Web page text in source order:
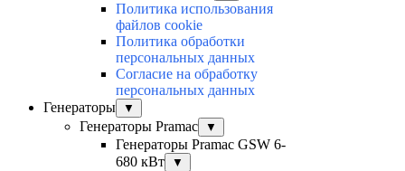
Политика использования
файлов cookie
Политика обработки
персональных данных
Согласие на обработку
персональных данных
Генераторы
▼
Генераторы Pramac ▼
Генераторы Pramac GSW 6-
680 кВт
▼